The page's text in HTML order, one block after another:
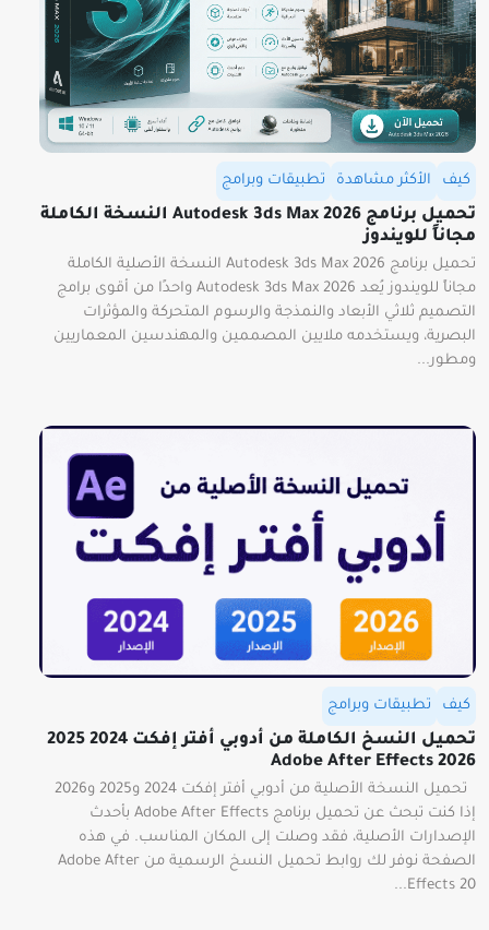
كيف الأكثر مشاهدة تطبيقات وبرامج
تحميل برنامج Autodesk 3ds Max 2026 النسخة الكاملة
مجاناً للويندوز
تحميل برنامج Autodesk 3ds Max 2026 النسخة الأصلية الكاملة
مجاناً للويندوز يُعد Autodesk 3ds Max 2026 واحدًا من أقوى برامج
التصميم ثلاثي الأبعاد والنمذجة والرسوم المتحركة والمؤثرات
البصرية، ويستخدمه ملايين المصممين والمهندسين المعماريين
ومطور...
كيف تطبيقات وبرامج
تحميل النسخ الكاملة من أدوبي أفتر إفكت 2024 2025
2026 Adobe After Effects
تحميل النسخة الأصلية من أدوبي أفتر إفكت 2024 و2025 و2026
إذا كنت تبحث عن تحميل برنامج Adobe After Effects بأحدث
الإصدارات الأصلية، فقد وصلت إلى المكان المناسب. في هذه
الصفحة نوفر لك روابط تحميل النسخ الرسمية من Adobe After
Effects 20...